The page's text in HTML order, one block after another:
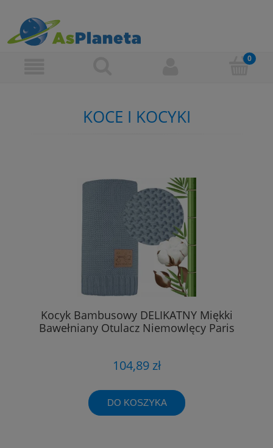
KOCE I KOCYKI
Kocyk Bambusowy DELIKATNY Miękki
Bawełniany Otulacz Niemowlęcy Paris
104,89 zł
DO KOSZYKA